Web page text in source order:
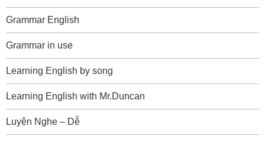
Grammar English
Grammar in use
Learning English by song
Learning English with Mr.Duncan
Luyện Nghe – Dễ